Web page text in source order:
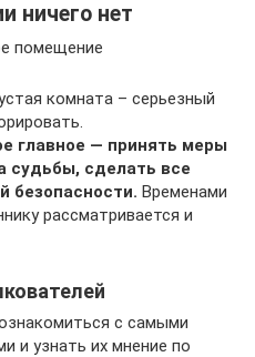
ничего нет
помещение
комната – серьезный
главное — принять меры
судьбы, сделать все
безопасности. Временами
рассматривается и
с самыми
и узнать их мнение по